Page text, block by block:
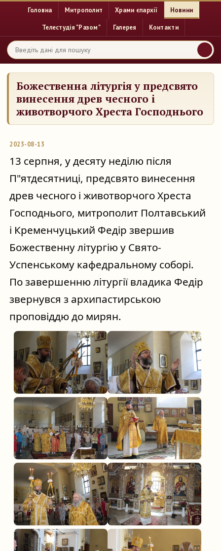
Головна Митрополит Храми єпархії Новини
Телестудія "Разом" Галерея Контакти
Божественна літургія у предсвято
винесення древ чесного і
животворчого Хреста Господнього
2023-08-13
13 серпня, у десяту неділю після
П"ятдесятниці, предсвято винесення
древ чесного і животворчого Хреста
Господнього, митрополит Полтавський
і Кременчуцький Федір звершив
Божественну літургію у Свято-
Успенському кафедральному соборі.
По завершенню літургії владика Федір
звернувся з архипастирською
проповіддю до мирян.